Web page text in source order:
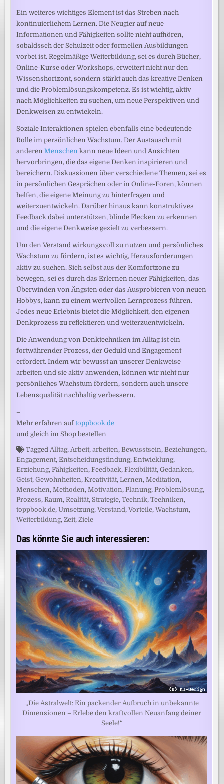
Ein weiteres wichtiges Element ist das Streben nach
kontinuierlichem Lernen. Die Neugier auf neue
Informationen und Fähigkeiten sollte nicht aufhören,
sobaldssch der Schulzeit oder formellen Ausbildungen
vorbei ist. Regelmäßige Weiterbildung, sei es durch Bücher,
Online-Kurse oder Workshops, erweitert nicht nur den
Wissenshorizont, sondern stärkt auch das kreative Denken
und die Problemlösungskompetenz. Es ist wichtig, aktiv
nach Möglichkeiten zu suchen, um neue Perspektiven und
Denkweisen zu entwickeln.
Soziale Interaktionen spielen ebenfalls eine bedeutende
Rolle im persönlichen Wachstum. Der Austausch mit
anderenMenschen kann neue Ideen und Ansichten
hervorbringen, die das eigene Denken inspirieren und
bereichern. Diskussionen über verschiedene Themen, sei es
in persönlichen Gesprächen oder in Online-Foren, können
helfen, die eigene Meinung zu hinterfragen und
weiterzuentwickeln. Darüber hinaus kann konstruktives
Feedback dabei unterstützen, blinde Flecken zu erkennen
und die eigene Denkweise gezielt zu verbessern.
Um den Verstand wirkungsvoll zu nutzen und persönliches
Wachstum zu fördern, ist es wichtig, Herausforderungen
aktiv zu suchen. Sich selbst aus der Komfortzone zu
bewegen, sei es durch das Erlernen neuer Fähigkeiten, das
Überwinden von Ängsten oder das Ausprobieren von neuen
Hobbys, kann zu einem wertvollen Lernprozess führen.
Jedes neue Erlebnis bietet die Möglichkeit, den eigenen
Denkprozess zu reflektieren und weiterzuentwickeln.
Die Anwendung von Denktechniken im Alltag ist ein
fortwährender Prozess, der Geduld und Engagement
erfordert. Indem wir bewusst an unserer Denkweise
arbeiten und sie aktiv anwenden, können wir nicht nur
persönliches Wachstum fördern, sondern auch unsere
Lebensqualität nachhaltig verbessern.
–
Mehr erfahren auftoppbook.de
und gleich im Shop bestellen
TaggedAlltag,Arbeit,arbeiten,Bewusstsein,Beziehungen,
Engagement,Entscheidungsfindung,Entwicklung,
Erziehung,Fähigkeiten,Feedback,Flexibilität,Gedanken,
Geist,Gewohnheiten,Kreativität,Lernen,Meditation,
Menschen,Methoden,Motivation,Planung,Problemlösung,
Prozess,Raum,Realität, Strategie,Technik,Techniken,
toppbook.de,Umsetzung,Verstand,Vorteile,Wachstum,
Weiterbildung,Zeit,Ziele
Das könnte Sie auch interessieren:
„Die Astralwelt: Ein packender Aufbruch in unbekannte
Dimensionen – Erlebe den kraftvollen Neuanfang deiner
Seele!“